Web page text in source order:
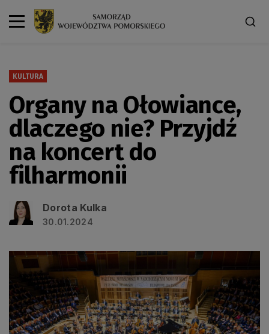
KULTURA
Organy na Ołowiance,
dlaczego nie? Przyjdź
na koncert do
filharmonii
Dorota Kulka
30.01.2024